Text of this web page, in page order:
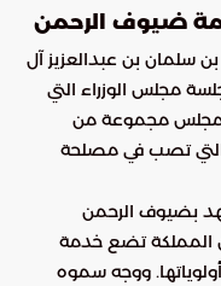
ضيوف الرحمن
سلمان بن عبدالعزيز آل
مجلس الوزراء التي
مجموعة من
التي تصب في مصلحة
بضيوف الرحمن
المملكة تضع خدمة
ووجه سموه